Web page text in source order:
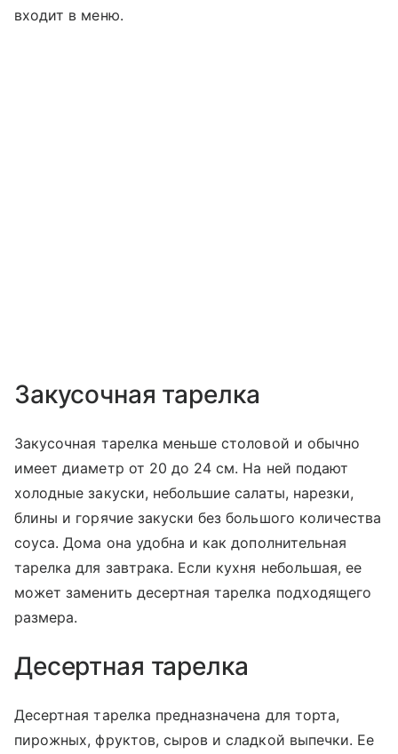
входит в меню.
Закусочная тарелка
Закусочная тарелка меньше столовой и обычно
имеет диаметр от 20 до 24 см. На ней подают
холодные закуски, небольшие салаты, нарезки,
блины и горячие закуски без большого количества
соуса. Дома она удобна и как дополнительная
тарелка для завтрака. Если кухня небольшая, ее
может заменить десертная тарелка подходящего
размера.
Десертная тарелка
Десертная тарелка предназначена для торта,
пирожных, фруктов, сыров и сладкой выпечки. Ее